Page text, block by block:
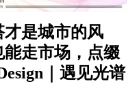
才是城市的风
走市场，点缀
｜遇见光谱